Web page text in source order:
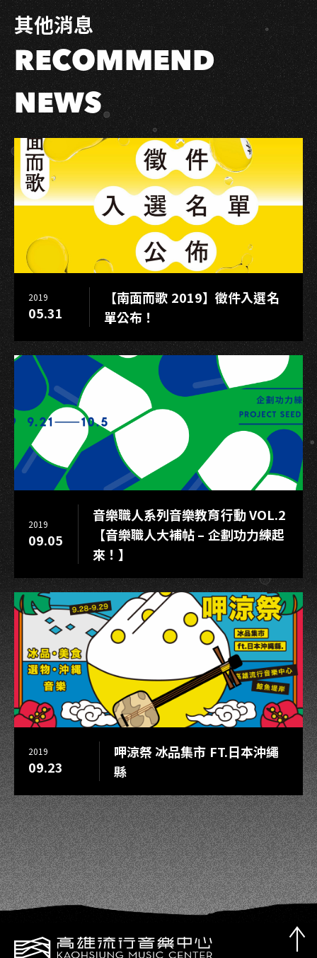
會
迎
小
鴨
高
流
「金
呱
閃
閃」
燈
演
璀
影
綿
延
灣
其他消息
RECOMMEND
NEWS
2019
05.31
【南面而歌 2019】徵件入選名
單公布！
2019
09.05
音樂職人系列音樂教育行動 VOL.2
【音樂職人大補帖 – 企劃功力練起
來！】
2019
09.23
呷涼祭 冰品集市 FT.日本沖繩
縣